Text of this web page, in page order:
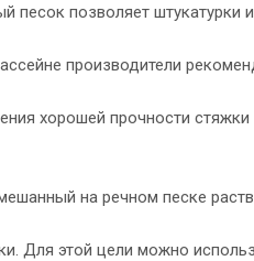
песок позволяет
производители
хорошей прочности
на речном песке
Для этой цели можно